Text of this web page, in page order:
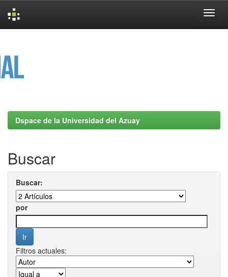
Dspace de la Universidad del Azuay
Buscar
Buscar:
por
Filtros actuales: